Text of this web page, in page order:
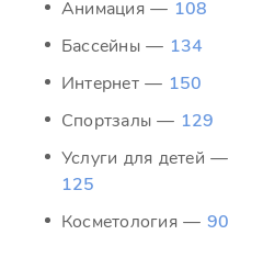
Анимация — 108
Бассейны — 134
Интернет — 150
Спортзалы — 129
Услуги для детей —
125
Косметология — 90